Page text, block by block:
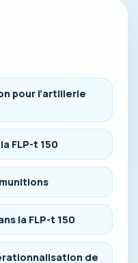
pour l’artillerie
FLP-t 150
la FLP-t 150
de